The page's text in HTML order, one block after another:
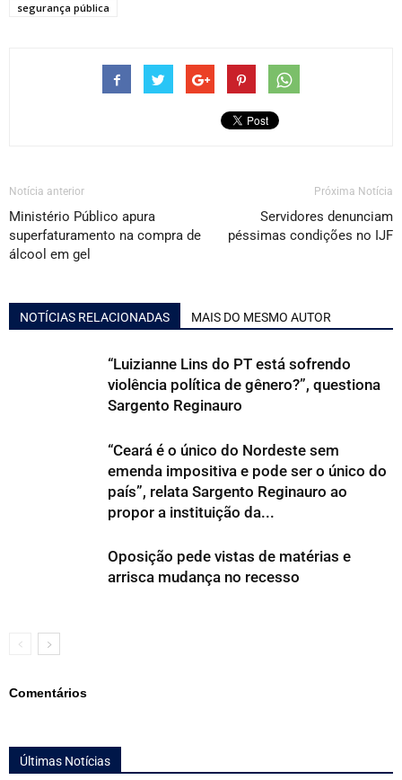
segurança pública
Notícia anterior
Ministério Público apura
superfaturamento na compra de
álcool em gel
Próxima Notícia
Servidores denunciam
péssimas condições no IJF
NOTÍCIAS RELACIONADAS MAIS DO MESMO AUTOR
“Luizianne Lins do PT está sofrendo
violência política de gênero?”, questiona
Sargento Reginauro
“Ceará é o único do Nordeste sem
emenda impositiva e pode ser o único do
país”, relata Sargento Reginauro ao
propor a instituição da...
Oposição pede vistas de matérias e
arrisca mudança no recesso
Comentários
Últimas Notícias